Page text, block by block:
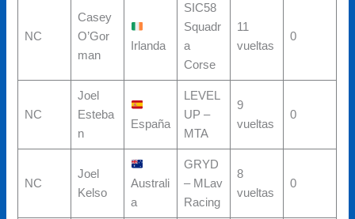
NC
Casey
O’Gor
man
Irlanda
SIC58
Squadr
a
Corse
11
vueltas
0
NC
Joel
Esteba
n
España
LEVEL
UP –
MTA
9
vueltas
0
NC
Joel
Kelso
Australi
a
GRYD
– MLav
Racing
8
vueltas
0